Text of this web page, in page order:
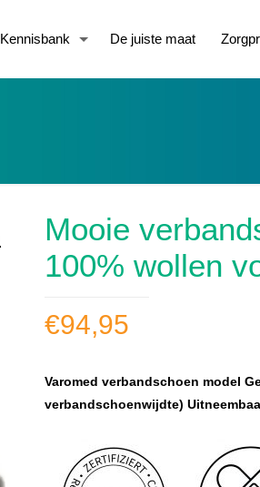
Kennisbank De juiste maat
Mooie
100% wollen
€94,95
Varomed verbandschoen model
verbandschoenwijdte)